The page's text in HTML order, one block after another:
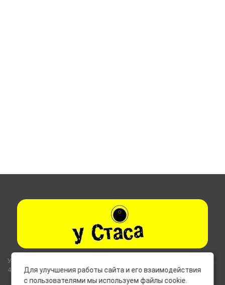
Указанные на сайте цены не являются публичной офертой (ст.435,
437 ГК РФ).Для улучшения работы сайта и его взаимодействия
с пользователями мы используем файлы cookie.